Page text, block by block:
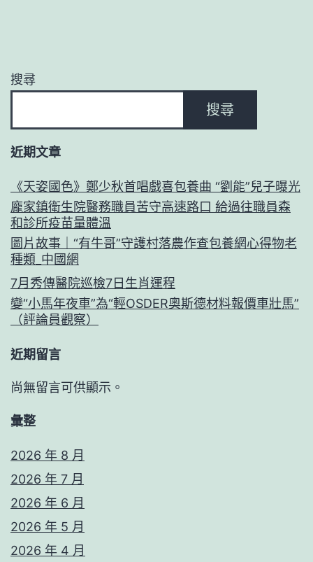
搜尋
搜尋
近期文章
《天姿國色》鄭少秋首唱戲喜包養曲 “劉能”兒子曝光
龐家鎮衛生院醫務職員苦守高速路口 給過往職員森
和診所疫苗量體溫
圖片故事｜“有牛哥”守護村落農作查包養網心得物老
種類_中國網
7月秀傳醫院巡檢7日生肖運程
變“小馬年夜車”為“輕OSDER奧斯德材料報價車壯馬”
（評論員觀察）
近期留言
尚無留言可供顯示。
彙整
2026 年 8 月
2026 年 7 月
2026 年 6 月
2026 年 5 月
2026 年 4 月